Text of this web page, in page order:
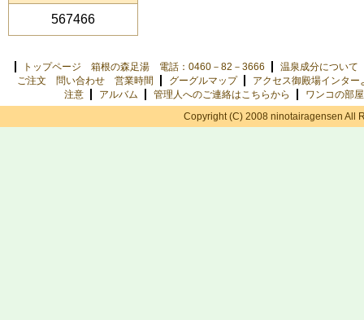
567466
トップページ 箱根の森足湯 電話：0460－82－3666
温泉成分について
ご注文 問い合わせ 営業時間
グーグルマップ
アクセス御殿場インター
注意
アルバム 管理人へのご連絡はこちらから
ワンコの部屋
Copyright (C) 2008 ninotairagensen All